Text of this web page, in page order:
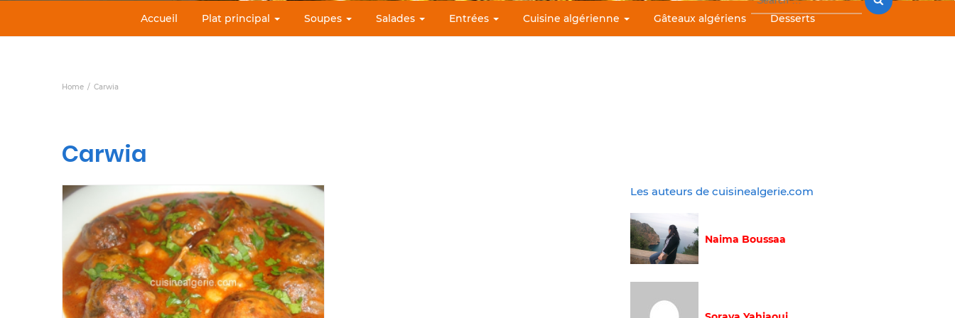
Accueil Plat principal Soupes Salades Entrées Cuisine algérienne Gâteaux algériens Desserts
Home Carwia
Carwia
Les auteurs de cuisinealgerie.com
Naima Boussaa